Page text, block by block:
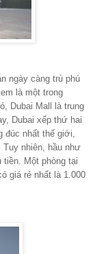
ngày càng trù phú
là một trong
Dubai Mall là trung
Dubai xếp thứ hai
đúc nhất thế giới,
nhiên, hầu như
Một phòng tại
giá rẻ nhất là 1.000